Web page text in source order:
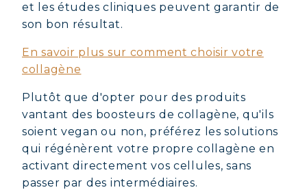
et les études cliniques peuvent garantir de
son bon résultat.
En savoir plus sur comment choisir votre
collagène
Plutôt que d'opter pour des produits
vantant des boosteurs de collagène, qu'ils
soient vegan ou non, préférez les solutions
qui régénèrent votre propre collagène en
activant directement vos cellules, sans
passer par des intermédiaires.